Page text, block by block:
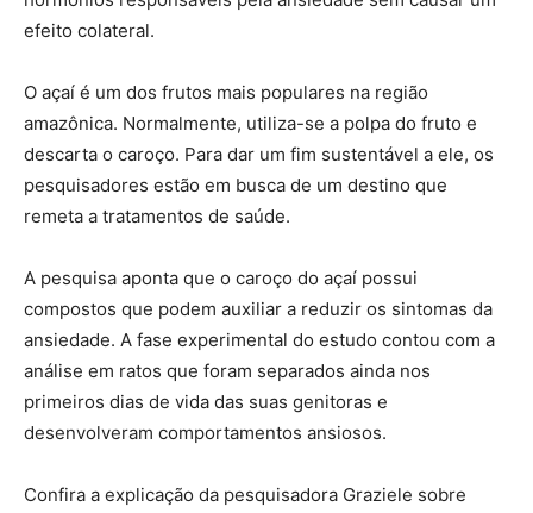
efeito colateral.
O açaí é um dos frutos mais populares na região
amazônica. Normalmente, utiliza-se a polpa do fruto e
descarta o caroço. Para dar um fim sustentável a ele, os
pesquisadores estão em busca de um destino que
remeta a tratamentos de saúde.
A pesquisa aponta que o caroço do açaí possui
compostos que podem auxiliar a reduzir os sintomas da
ansiedade. A fase experimental do estudo contou com a
análise em ratos que foram separados ainda nos
primeiros dias de vida das suas genitoras e
desenvolveram comportamentos ansiosos.
Confira a explicação da pesquisadora Graziele sobre